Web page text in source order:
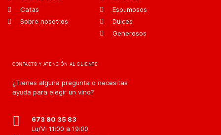
Catas
Sobre nosotros
Espumosos
Dulces
Generosos
CONTACTO Y ATENCIÓN AL CLIENTE
¿Tienes alguna pregunta o necesitas
ayuda para elegir un vino?
673 80 35 83
Lu/Vi 11:00 a 19:00